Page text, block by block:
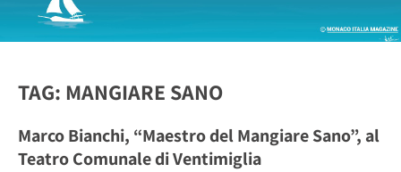
TAG: MANGIARE SANO
Marco Bianchi, “Maestro del Mangiare Sano”, al
Teatro Comunale di Ventimiglia